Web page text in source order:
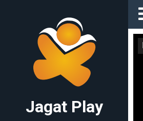
Jagat Play